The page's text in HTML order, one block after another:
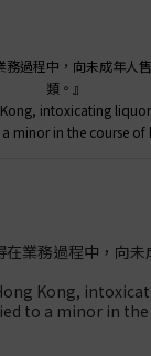
務過程中，向未成年人
類。』
intoxicating
minor in the course of
在業務過程中，向
Kong,
to a minor in